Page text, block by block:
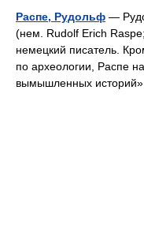
Распе, Рудольф —
(нем. Rudolf Erich
немецкий писатель.
по археологии, Распе
вымышленных